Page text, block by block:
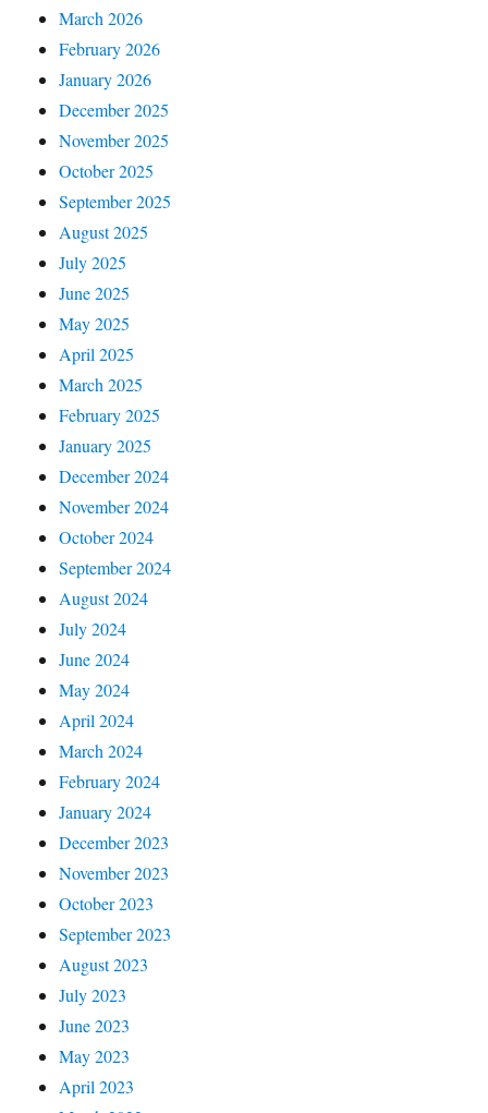
March 2026
February 2026
January 2026
December 2025
November 2025
October 2025
September 2025
August 2025
July 2025
June 2025
May 2025
April 2025
March 2025
February 2025
January 2025
December 2024
November 2024
October 2024
September 2024
August 2024
July 2024
June 2024
May 2024
April 2024
March 2024
February 2024
January 2024
December 2023
November 2023
October 2023
September 2023
August 2023
July 2023
June 2023
May 2023
April 2023